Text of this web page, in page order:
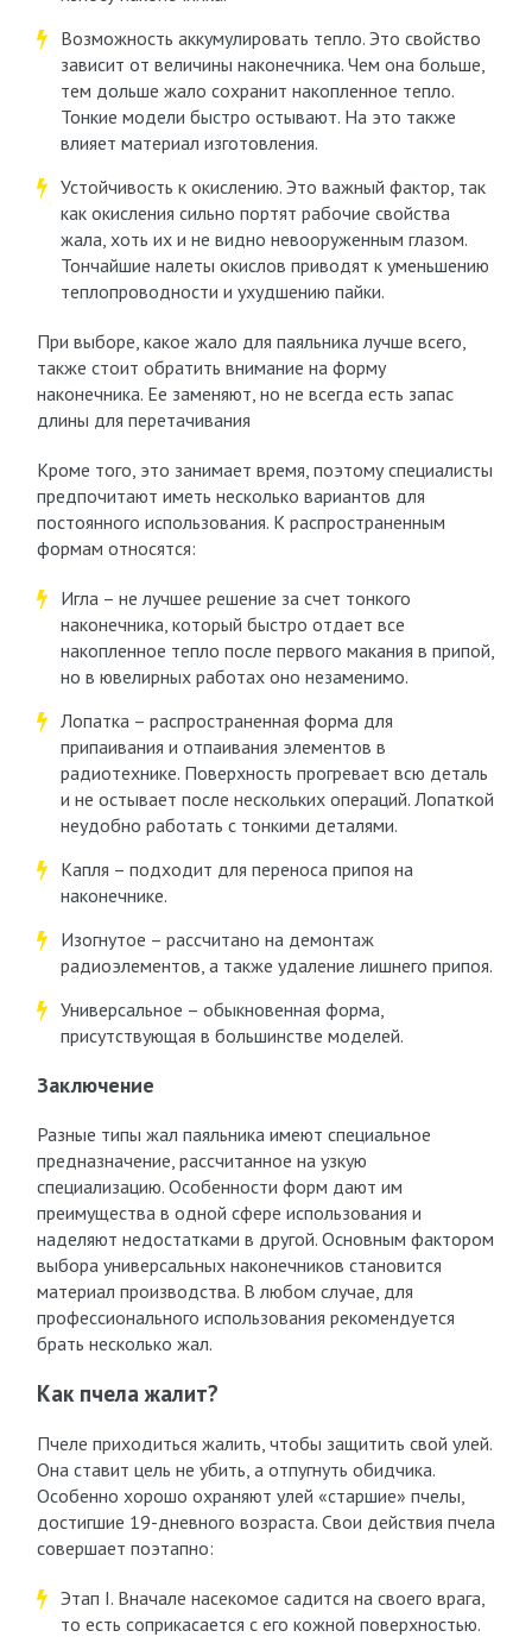
Возможность аккумулировать тепло. Это свойство
зависит от величины наконечника. Чем она больше,
тем дольше жало сохранит накопленное тепло.
Тонкие модели быстро остывают. На это также
влияет материал изготовления.
Устойчивость к окислению. Это важный фактор, так
как окисления сильно портят рабочие свойства
жала, хоть их и не видно невооруженным глазом.
Тончайшие налеты окислов приводят к уменьшению
теплопроводности и ухудшению пайки.
При выборе, какое жало для паяльника лучше всего,
также стоит обратить внимание на форму
наконечника. Ее заменяют, но не всегда есть запас
длины для перетачивания
Кроме того, это занимает время, поэтому специалисты
предпочитают иметь несколько вариантов для
постоянного использования. К распространенным
формам относятся:
Игла – не лучшее решение за счет тонкого
наконечника, который быстро отдает все
накопленное тепло после первого макания в припой,
но в ювелирных работах оно незаменимо.
Лопатка – распространенная форма для
припаивания и отпаивания элементов в
радиотехнике. Поверхность прогревает всю деталь
и не остывает после нескольких операций. Лопаткой
неудобно работать с тонкими деталями.
Капля – подходит для переноса припоя на
наконечнике.
Изогнутое – рассчитано на демонтаж
радиоэлементов, а также удаление лишнего припоя.
Универсальное – обыкновенная форма,
присутствующая в большинстве моделей.
Заключение
Разные типы жал паяльника имеют специальное
предназначение, рассчитанное на узкую
специализацию. Особенности форм дают им
преимущества в одной сфере использования и
наделяют недостатками в другой. Основным фактором
выбора универсальных наконечников становится
материал производства. В любом случае, для
профессионального использования рекомендуется
брать несколько жал.
Как пчела жалит?
Пчеле приходиться жалить, чтобы защитить свой улей.
Она ставит цель не убить, а отпугнуть обидчика.
Особенно хорошо охраняют улей «старшие» пчелы,
достигшие 19-дневного возраста. Свои действия пчела
совершает поэтапно:
Этап I. Вначале насекомое садится на своего врага,
то есть соприкасается с его кожной поверхностью.